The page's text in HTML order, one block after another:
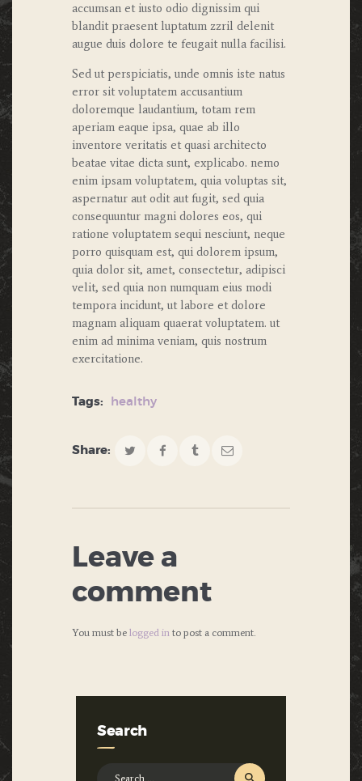
accumsan et iusto odio dignissim qui
blandit praesent luptatum zzril delenit
augue duis dolore te feugait nulla facilisi.
Sed ut perspiciatis, unde omnis iste natus
error sit voluptatem accusantium
doloremque laudantium, totam rem
aperiam eaque ipsa, quae ab illo
inventore veritatis et quasi architecto
beatae vitae dicta sunt, explicabo. nemo
enim ipsam voluptatem, quia voluptas sit,
aspernatur aut odit aut fugit, sed quia
consequuntur magni dolores eos, qui
ratione voluptatem sequi nesciunt, neque
porro quisquam est, qui dolorem ipsum,
quia dolor sit, amet, consectetur, adipisci
velit, sed quia non numquam eius modi
tempora incidunt, ut labore et dolore
magnam aliquam quaerat voluptatem. ut
enim ad minima veniam, quis nostrum
exercitatione.
Tags: healthy
Share:
Leave a
comment
You must be logged in to post a comment.
Search